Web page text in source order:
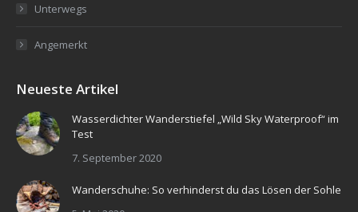
Unterwegs
Angemerkt
Neueste Artikel
Wasserdichter Wanderstiefel „Wild Sky Waterproof“ im
Test
7. September 2020
Wanderschuhe: So verhinderst du das Lösen der Sohle